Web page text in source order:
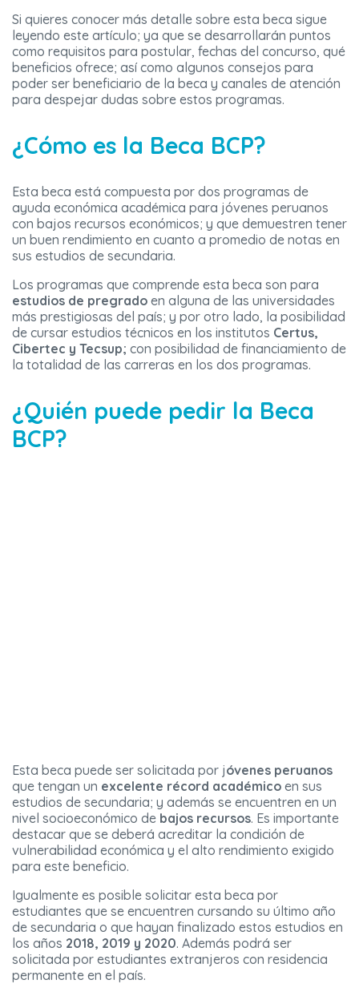
Si quieres conocer más detalle sobre esta beca sigue
leyendo este artículo; ya que se desarrollarán puntos
como requisitos para postular, fechas del concurso, qué
beneficios ofrece; así como algunos consejos para
poder ser beneficiario de la beca y canales de atención
para despejar dudas sobre estos programas.
¿Cómo es la Beca BCP?
Esta beca está compuesta por dos programas de
ayuda económica académica para jóvenes peruanos
con bajos recursos económicos; y que demuestren tener
un buen rendimiento en cuanto a promedio de notas en
sus estudios de secundaria.
Los programas que comprende esta beca son para
estudios de pregrado en alguna de las universidades
más prestigiosas del país; y por otro lado, la posibilidad
de cursar estudios técnicos en los institutos Certus,
Cibertec y Tecsup; con posibilidad de financiamiento de
la totalidad de las carreras en los dos programas.
¿Quién puede pedir la Beca
BCP?
Esta beca puede ser solicitada por jóvenes peruanos
que tengan un excelente récord académico en sus
estudios de secundaria; y además se encuentren en un
nivel socioeconómico de bajos recursos. Es importante
destacar que se deberá acreditar la condición de
vulnerabilidad económica y el alto rendimiento exigido
para este beneficio.
Igualmente es posible solicitar esta beca por
estudiantes que se encuentren cursando su último año
de secundaria o que hayan finalizado estos estudios en
los años 2018, 2019 y 2020. Además podrá ser
solicitada por estudiantes extranjeros con residencia
permanente en el país.